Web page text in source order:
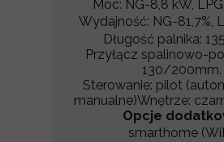
Moc: NG-8,8 kW,
Wydajność: NG-81,7%,
Długość palnika:
Przyłącz spalinowo-
130/200mm.
Sterowanie: pilot
manualne)Wnętrze:
Opcje
smarthome